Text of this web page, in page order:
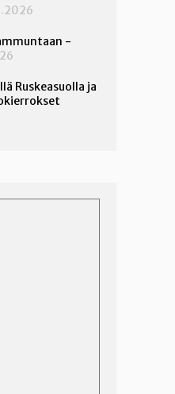
-
Ruskeasuolla ja